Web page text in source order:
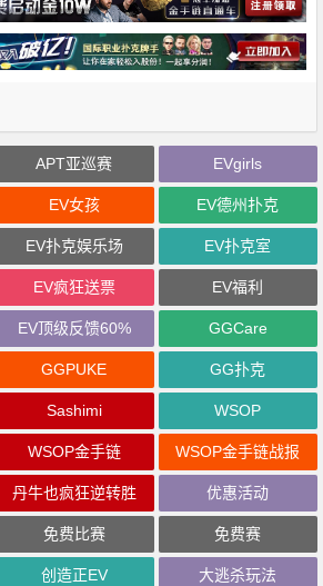
APT亚巡赛 EVgirls
EV女孩 EV德州扑克
EV扑克娱乐场 EV扑克室
EV疯狂送票 EV福利
EV顶级反馈60% GGCare
GGPUKE GG扑克
Sashimi WSOP
WSOP金手链 WSOP金手链战报
丹牛也疯狂逆转胜 优惠活动
免费比赛 免费赛
创造正EV 大逃杀玩法